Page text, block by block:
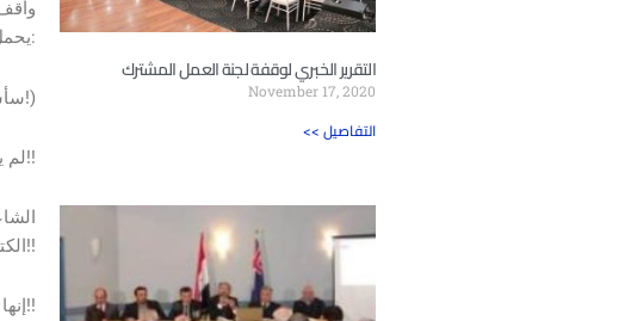
يحمل خيباته ويمضي، لكنها تسأله وبكل ما عانته من مرارة الحيف والغدر:
(سأسألك: بأي ذنب مسحت تواريخي؟!)
لم يكن هذا سؤالا عابرا، بل صرخة في وجه كل مَنْ يحاول إيذاء الآخرين الذين يحملون له بذرة طيبة وتسامح ومحبة!!
الكتابة!!
إنها الكتابة الصادقة التي امتزجت بكل آهة ودمعة وشهقة!!
التقرير الخبري لوقفة لجنة العمل المشترك
November 17, 2020
<< التفاصيل